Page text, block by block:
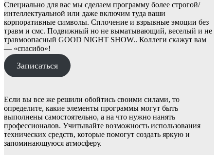
Специально для вас мы сделаем программу более строгой/
интеллектуальной или даже включим туда ваши
корпоративные символы. Сплочение и взрывные эмоции без
травм и смс. Подвижный но не выматывающий, веселый и не
травмоопасный GOOD NIGHT SHOW.. Коллеги скажут вам
— «спасибо»!
Записаться
Если вы все же решили обойтись своими силами, то
определите, какие элементы программы могут быть
выполнены самостоятельно, а на что нужно нанять
профессионалов. Учитывайте возможность использования
технических средств, которые помогут создать яркую и
запоминающуюся атмосферу.